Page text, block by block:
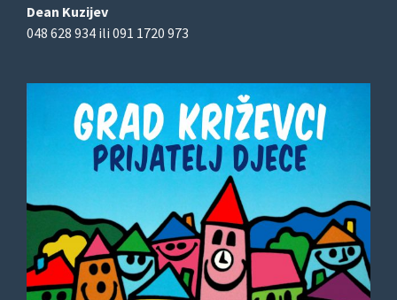
Dean Kuzijev
048 628 934 ili 091 1720 973